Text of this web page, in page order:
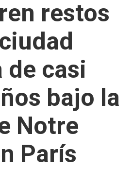
restos
de casi
bajo la
Notre
París